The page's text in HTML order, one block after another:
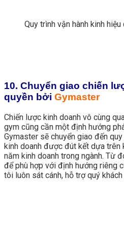
Quy trình vận hành kinh hiệu
10. Chuyển giao chiến
quyền bởi Gymaster
Chiến lược kinh doanh vô cùng
gym cũng cần một định hướng
Gymaster sẽ chuyển giao đến
kinh doanh được đút kết dựa trên
năm kinh doanh trong ngành. Từ
để phù hợp với định hướng riêng
tôi luôn sát cánh, hỗ trợ quý khách